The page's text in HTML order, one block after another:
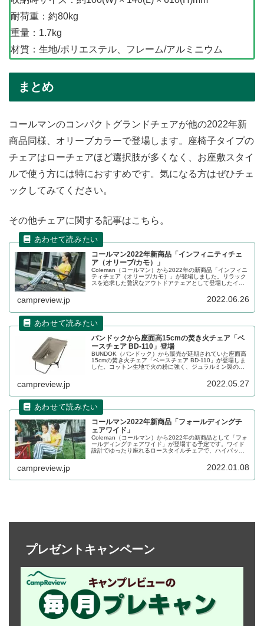
耐荷重：約80kg
重量：1.7kg
材質：生地/ポリエステル、フレーム/アルミニウム
まとめ
コールマンのコンパクトグランドチェアが他の2022年新
商品同様、オリーブカラーで登場します。座椅子タイプの
チェアはローチェアほど選択肢が多くなく、お座敷スタイ
ルで使う方には特におすすめです。気になる方はぜひチェ
ックしてみてください。
その他チェアに関する記事はこちら。
コールマン2022年新商品「インフィニティチェ
ア（オリーブ/カモ）」
Coleman（コールマン）から2022年の新商品「インフィニ
ティチェア（オリーブ/カモ）」が登場しました。リラック
スを追求した贅沢なアウトドアチェアとして登場したイン
カモが追加されます。詳細をレビューします。
campreview.jp 2022.06.26
バンドックから座面高15cmの焚き火チェア「ベ
ースチェア BD-110」登場
BUNDOK（バンドック）から販売が延期されていた座面高
15cmの焚き火チェア「ベースチェア BD-110」が登場しま
した。コットン生地で火の粉に強く、ジュラルミン製のフ
campreview.jp 2022.05.27
コールマン2022年新商品「フォールディングチ
ェアワイド」
Coleman（コールマン）から2022年の新商品として「フォ
ールディングチェアワイド」が登場する予定です。ワイド
設計でゆったり座れるロースタイルチェアで、ハイバック
campreview.jp 2022.01.08
プレゼントキャンペーン